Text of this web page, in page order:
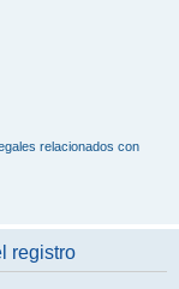
relacionados con
registro